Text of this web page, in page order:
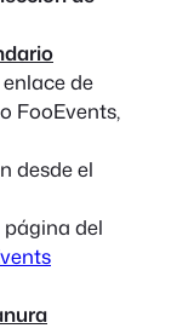
de
FooEvents,
desde el
del